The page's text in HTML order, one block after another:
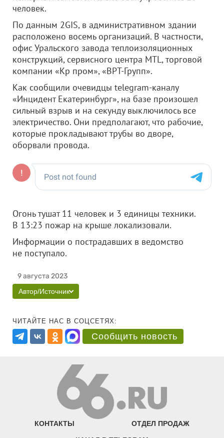
человек.
По данным 2GIS, в административном здании
расположено восемь организаций. В частности,
офис Уральского завода теплоизоляционных
конструкций, сервисного центра MTL, торговой
компании «Кр пром», «ВРТ-Групп».
Как сообщили очевидцы telegram-каналу
«Инцидент Екатеринбург», на базе произошел
сильный взрыв и на секунду выключилось все
электричество. Они предполагают, что рабочие,
которые прокладывают трубы во дворе,
оборвали провода.
Огонь тушат 11 человек и 3 единицы техники.
В 13:23 пожар на крыше локализовали.
Информации о пострадавших в ведомство
не поступало.
9 августа 2023
Автор/Источник
ЧИТАЙТЕ НАС В СОЦСЕТЯХ:
Сообщить новость
КОНТАКТЫ ОТДЕЛ ПРОДАЖ